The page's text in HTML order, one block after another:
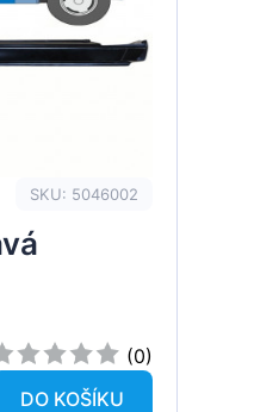
SKU: 5046002
(0)
DO KOŠÍKU